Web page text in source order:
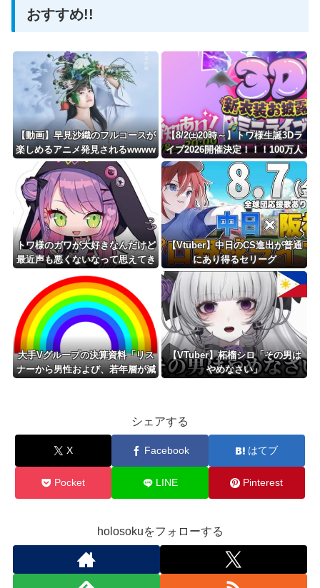
おすすめ!!
【動画】早見沙織のフルコースが
楽しめるアニメ発見されるwwww
www
【8/2㈯20時～】トワ様生誕3Dラ
イブ2026開催決定！！！100万人
チケットの3D新衣装あり
トワ様のガワが大好きなんだけど
最近声も悪くないなって思えてき
た
【Vtuber】中日のCS進出が普通
にあり得るセリーグ
大手Vグループの決算資料「リス
ナーから男性および、若年層が減
【VTuber】柘榴シロ「その男は
やめなさい」
シェアする
X Facebook はてブ
Pocket LINE Pinterest
holosokuをフォローする